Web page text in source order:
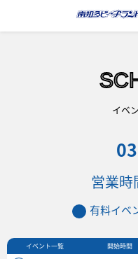
海の生きもの
おもちゃ王国
イベ
営業時
有料イベ
イベント一覧 開始時間